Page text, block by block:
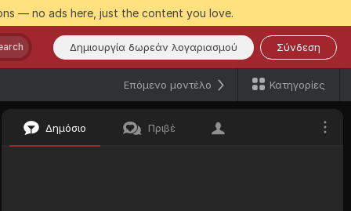
— no ads here, just the content you love.
Δημιουργία δωρεάν λογαριασμού Σύνδεση
Επόμενο μοντέλο Κατηγορίες
Δημόσιο Πριβέ